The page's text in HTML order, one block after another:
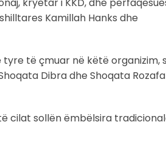
Kamillah Hanks dhe
të çmuar në këtë organizim,
Dibra dhe Shoqata Rozafa
cilat sollën ëmbëlsira